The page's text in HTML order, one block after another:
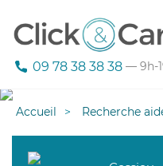
09 78 38 38 38 — 9h-
Accueil Recherche